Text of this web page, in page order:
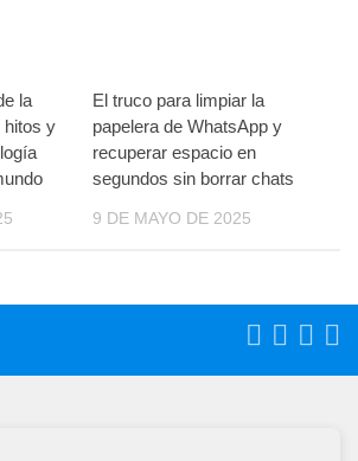
la
hitos y
El truco para limpiar la
papelera de WhatsApp y
recuperar espacio en
segundos sin borrar chats
9 DE MAYO DE 2025